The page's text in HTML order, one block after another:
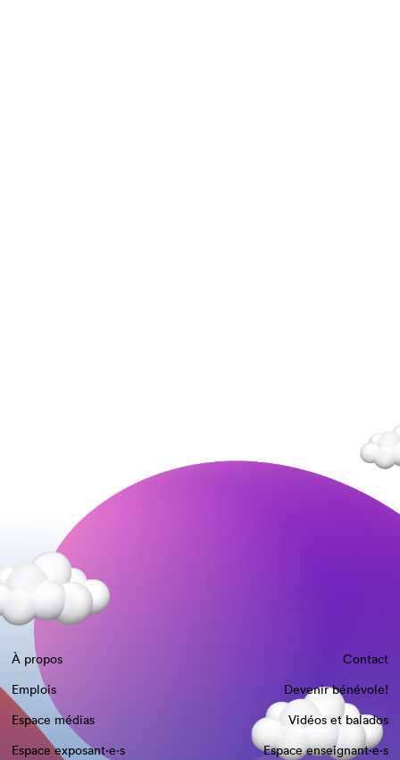
À propos
Contact
Emplois
Devenir bénévole!
Espace médias
Vidéos et balados
Espace exposant·e⋅s
Espace enseignant·e⋅s